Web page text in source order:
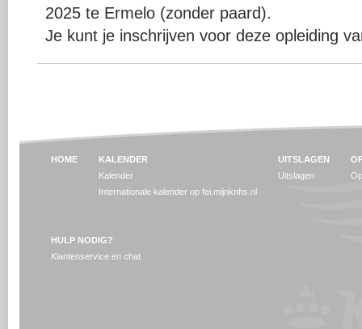
2025 te Ermelo (zonder paard).
Je kunt je inschrijven voor deze opleiding
HOME
KALENDER
Kalender
Internationale kalender op fei.mijnknhs.nl
UITSLAGEN
Uitslagen
HULP NODIG?
Klantenservice en chat